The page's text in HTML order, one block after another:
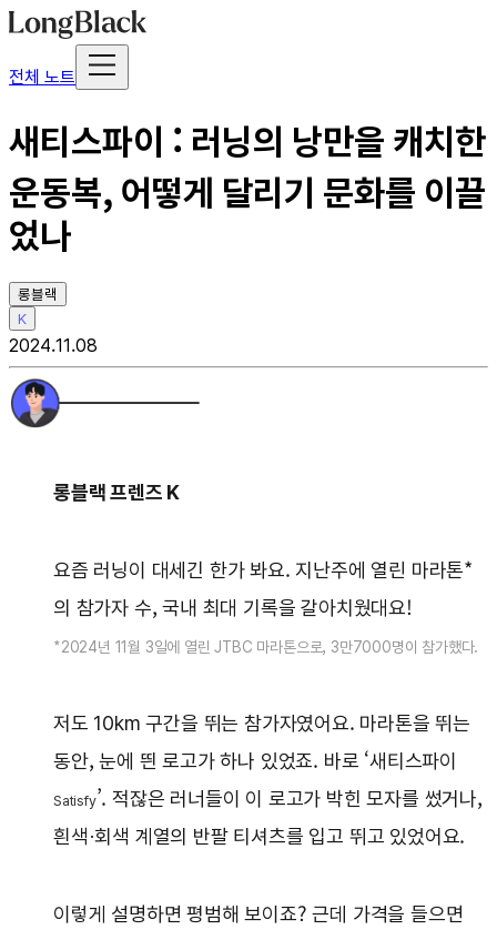
전체 노트
새티스파이 : 러닝의 낭만을 캐치한
운동복, 어떻게 달리기 문화를 이끌
었나
롱블랙
K
2024.11.08
롱블랙 프렌즈 K
요즘 러닝이 대세긴 한가 봐요. 지난주에 열린 마라톤*
의 참가자 수, 국내 최대 기록을 갈아치웠대요!
*2024년 11월 3일에 열린 JTBC 마라톤으로, 3만7000명이 참가했다.
저도 10km 구간을 뛰는 참가자였어요. 마라톤을 뛰는
동안, 눈에 띈 로고가 하나 있었죠. 바로 ‘새티스파이
Satisfy’. 적잖은 러너들이 이 로고가 박힌 모자를 썼거나,
흰색·회색 계열의 반팔 티셔츠를 입고 뛰고 있었어요.
이렇게 설명하면 평범해 보이죠? 근데 가격을 들으면